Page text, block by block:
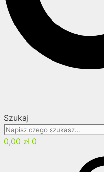
Szukaj
0,00 zł 0